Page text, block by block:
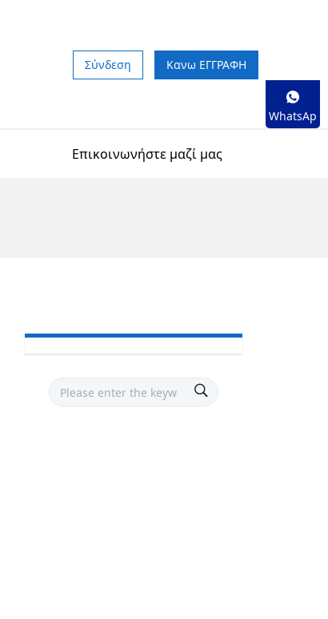
Σύνδεση Κανω ΕΓΓΡΑΦΗ
Επικοινωνήστε μαζί μας
WhatsAp
p